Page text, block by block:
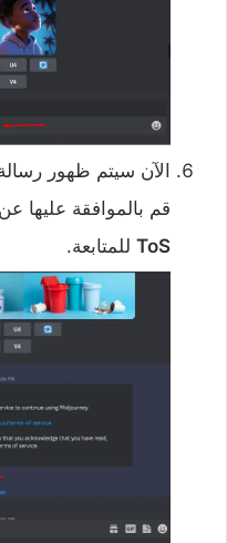
الآن سيتم ظهور
قم بالموافقة
ToS للمتابعة.